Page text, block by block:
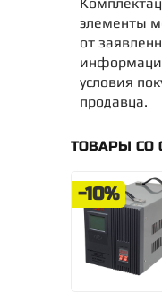
элементы
от
условия
продавца.
ТОВАРЫ СО
-10%